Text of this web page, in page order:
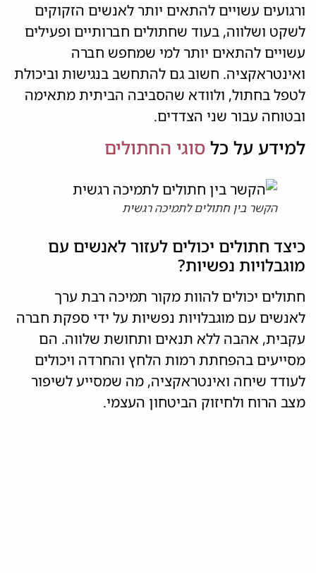
ורגועים עשויים להתאים יותר לאנשים הזקוקים
לשקט ושלווה, בעוד שחתולים חברותיים ופעילים
עשויים להתאים יותר למי שמחפש חברה
ואינטראקציה. חשוב גם להתחשב בנגישות וביכולת
לטפל בחתול, ולוודא שהסביבה הביתית מתאימה
ובטוחה עבור שני הצדדים.
למידע על כל סוגי החתולים
הקשר בין חתולים לתמיכה רגשית
כיצד חתולים יכולים לעזור לאנשים עם
מוגבלויות נפשיות?
חתולים יכולים להוות מקור תמיכה רבת ערך
לאנשים עם מוגבלויות נפשיות על ידי ספקת חברה
עקבית, אהבה ללא תנאים ותחושת שלווה. הם
מסייעים בהפחתת רמות הלחץ והחרדה ויכולים
לעודד שיחה ואינטראקציה, מה שמסייע לשיפור
מצב הרוח ולחיזוק הביטחון העצמי.